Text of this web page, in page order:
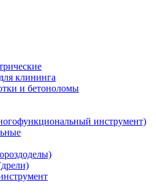
клининга
и бетоноломы
инструмент)